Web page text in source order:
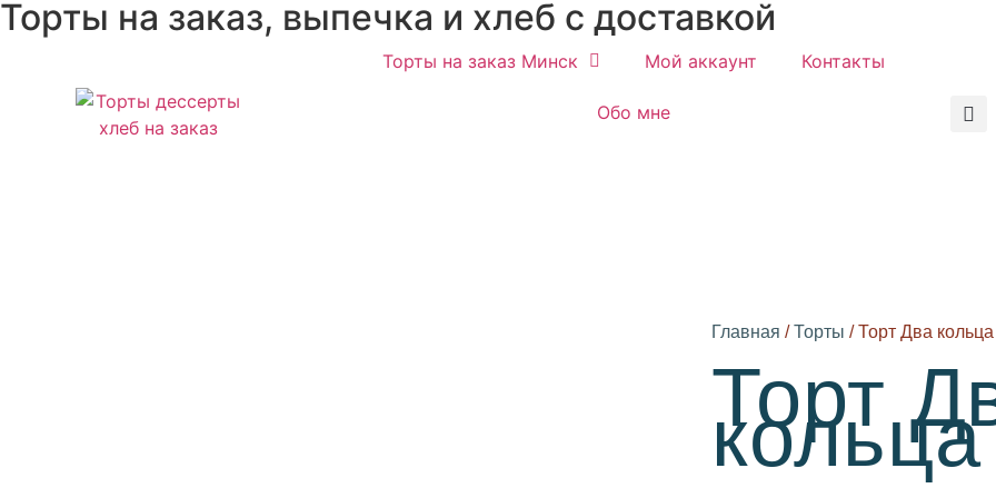
Торты на заказ, выпечка и хлеб с доставкой
Торты на заказ Минск Мой аккаунт Контакты
Обо мне
Главная /Торты / Торт Два кольца
Торт
кольца